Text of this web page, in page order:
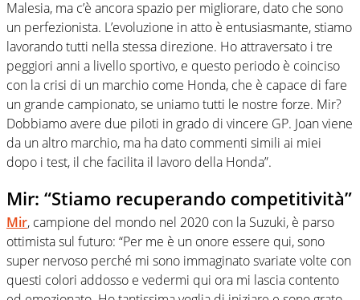
Malesia, ma c’è ancora spazio per migliorare, dato che sono
un perfezionista. L’evoluzione in atto è entusiasmante, stiamo
lavorando tutti nella stessa direzione. Ho attraversato i tre
peggiori anni a livello sportivo, e questo periodo è coinciso
con la crisi di un marchio come Honda, che è capace di fare
un grande campionato, se uniamo tutti le nostre forze. Mir?
Dobbiamo avere due piloti in grado di vincere GP. Joan viene
da un altro marchio, ma ha dato commenti simili ai miei
dopo i test, il che facilita il lavoro della Honda”.
Mir: “Stiamo recuperando competitività”
Mir, campione del mondo nel 2020 con la Suzuki, è parso
ottimista sul futuro: “Per me è un onore essere qui, sono
super nervoso perché mi sono immaginato svariate volte con
questi colori addosso e vedermi qui ora mi lascia contento